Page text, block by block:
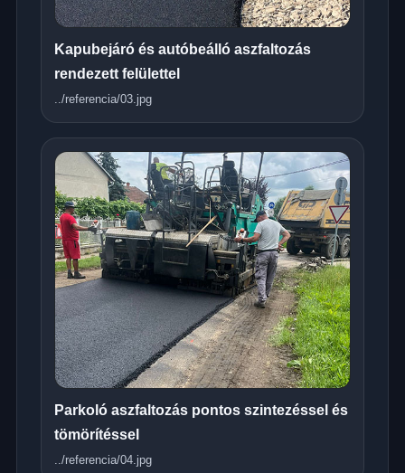
Kapubejáró és autóbeálló aszfaltozás
rendezett felülettel
../referencia/03.jpg
Parkoló aszfaltozás pontos szintezéssel és
tömörítéssel
../referencia/04.jpg